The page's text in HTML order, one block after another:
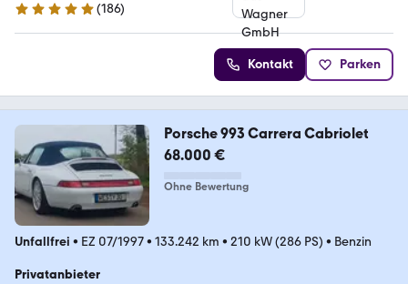
5 Sterne
(186)
Kontakt Parken
Porsche 993 Carrera Cabriolet
68.000 €
Ohne Bewertung
Unfallfrei • EZ 07/1997• 133.242 km • 210 kW (286 PS) • Benzin
Privatanbieter